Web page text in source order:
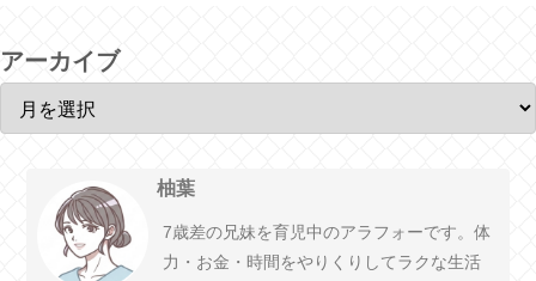
アーカイブ
柚葉
7歳差の兄妹を育児中のアラフォーです。体
力・お金・時間をやりくりしてラクな生活